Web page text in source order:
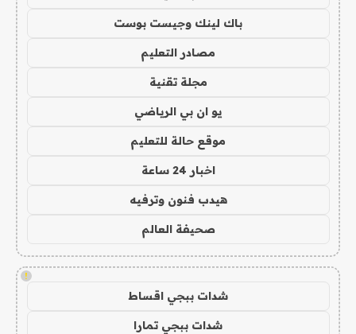
باك لينك وجيست بوست
مصادر التعليم
مجلة تقنية
يو ان بي الرياضي
موقع حالة للتعليم
اخبار 24 ساعة
هيدب فنون وترفيه
صحيفة العالم
!
شدات ببجي اقساط
شدات ببجي تمارا